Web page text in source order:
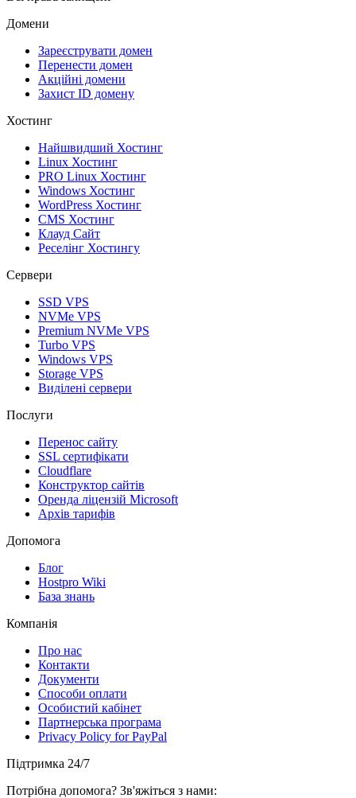
Домени
Зареєструвати домен
Перенести домен
Акційні домени
Захист ID домену
Хостинг
Найшвидший Хостинг
Linux Хостинг
PRO Linux Хостинг
Windows Хостинг
WordPress Хостинг
CMS Хостинг
Клауд Сайт
Реселінг Хостингу
Сервери
SSD VPS
NVMe VPS
Premium NVMe VPS
Turbo VPS
Windows VPS
Storage VPS
Виділені сервери
Послуги
Перенос сайту
SSL сертифікати
Clоudflare
Конструктор сайтів
Оренда ліцензій Microsoft
Архів тарифів
Допомога
Блог
Hostpro Wiki
База знань
Компанія
Про нас
Контакти
Документи
Способи оплати
Особистий кабінет
Партнерська програма
Privacy Policy for PayPal
Підтримка 24/7
Потрібна допомога? Зв'яжіться з нами: